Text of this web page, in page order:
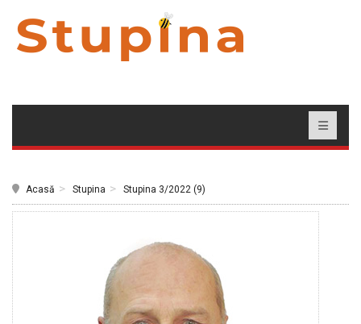
Acasă Stupina Stupina 3/2022 (9)